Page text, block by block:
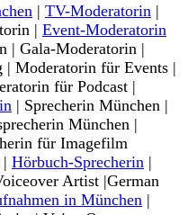
| TV-Moderatorin |
| Event-Moderatorin
| Gala-Moderatorin |
Moderatorin für Events |
für Podcast |
| Sprecherin München |
München |
für Imagefilm
Hörbuch-Sprecherin |
Artist |German
in München |